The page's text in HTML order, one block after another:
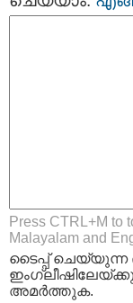
Press CTRL+M to
Malayalam and
ടൈപ്പ്‌ ചെയ്യുന്ന
അമര്‍ത്തുക.